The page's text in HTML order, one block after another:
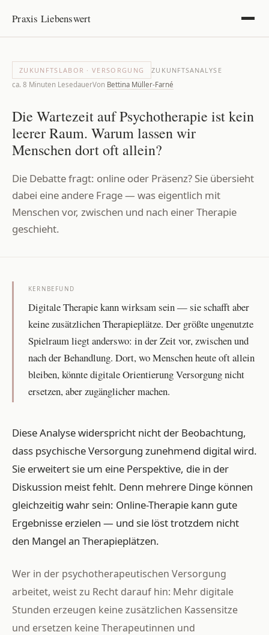
Praxis Liebenswert
ZUKUNFTSLABOR · VERSORGUNG
ZUKUNFTSANALYSE
ca. 8 Minuten LesedauerVon Bettina Müller-Farné
Die Wartezeit auf Psychotherapie ist kein
leerer Raum. Warum lassen wir
Menschen dort oft allein?
Die Debatte fragt: online oder Präsenz? Sie übersieht
dabei eine andere Frage — was eigentlich mit
Menschen vor, zwischen und nach einer Therapie
geschieht.
KERNBEFUND
Digitale Therapie kann wirksam sein — sie schafft aber
keine zusätzlichen Therapieplätze. Der größte ungenutzte
Spielraum liegt anderswo: in der Zeit vor, zwischen und
nach der Behandlung. Dort, wo Menschen heute oft allein
bleiben, könnte digitale Orientierung Versorgung nicht
ersetzen, aber zugänglicher machen.
Diese Analyse widerspricht nicht der Beobachtung,
dass psychische Versorgung zunehmend digital wird.
Sie erweitert sie um eine Perspektive, die in der
Diskussion meist fehlt. Denn mehrere Dinge können
gleichzeitig wahr sein: Online-Therapie kann gute
Ergebnisse erzielen — und sie löst trotzdem nicht
den Mangel an Therapieplätzen.
Wer in der psychotherapeutischen Versorgung
arbeitet, weist zu Recht darauf hin: Mehr digitale
Stunden erzeugen keine zusätzlichen Kassensitze
und ersetzen keine Therapeutinnen und